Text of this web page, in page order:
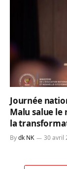
Journée
Malu salue le
la
Bydk NK 30 avril